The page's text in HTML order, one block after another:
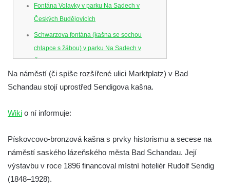
Fontána Volavky v parku Na Sadech v
Českých Budějovicích
Schwarzova fontána (kašna se sochou
chlapce s žábou) v parku Na Sadech v
Českých Budějovicích
Kašna v parku Na Sadech u Pražské třídy v
Českých Budějovicích
Otakara II. v Českých Budějovicích
Kašna na náměstí J. V. Kamarýta ve
Velešíně
Kašna na nádvoří za vstupem v ZOO
Leipzig
Na náměstí (či spíše rozšířené ulici Marktplatz) v Bad
Schandau stojí uprostřed Sendigova kašna.
Wiki o ní informuje:
Pískovcovo-bronzová kašna s prvky historismu a secese na
náměstí saského lázeňského města Bad Schandau. Její
výstavbu v roce 1896 financoval místní hoteliér Rudolf Sendig
(1848–1928).